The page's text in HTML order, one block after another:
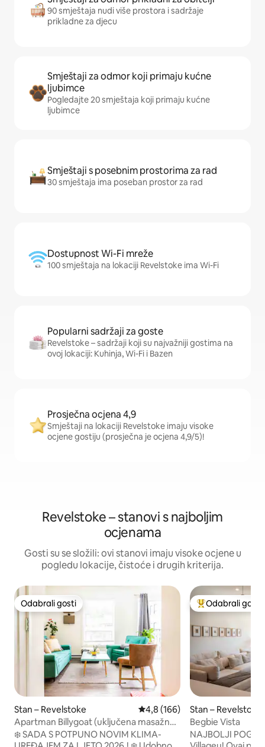
90 smještaja nudi više prostora i sadržaje
prikladne za djecu
Smještaji za odmor koji primaju kućne
ljubimce
Pogledajte 20 smještaja koji primaju kućne
ljubimce
Smještaji s posebnim prostorima za rad
30 smještaja ima poseban prostor za rad
Dostupnost Wi-Fi mreže
100 smještaja na lokaciji Revelstoke ima Wi-Fi
Popularni sadržaji za goste
Revelstoke – sadržaji koji su najvažniji gostima na
ovoj lokaciji: Kuhinja, Wi-Fi i Bazen
Prosječna ocjena 4,9
Smještaji na lokaciji Revelstoke imaju visoke
ocjene gostiju (prosječna je ocjena 4,9/5)!
Revelstoke – stanovi s najboljim
ocjenama
Gosti su se složili: ovi stanovi imaju visoke ocjene u
pogledu lokacije, čistoće i drugih kriterija.
Odabrali gosti
Odabrali gosti
Stan – Revelstoke Prosječna ocjena: 4,8/5,
4,8 (166)
Apartman Billygoat (uključena masažna
kada i spremište za bicikle)
❄️ SADA S POTPUNO NOVIM KLIMA-
Među najviše
Odabrali gosti
Stan – Revelstoke
Begbie Vista
NAJBOLJI